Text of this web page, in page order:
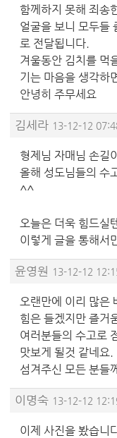
함께하지 못해 죄송
얼굴을 보니 모두들
로 전달됩니다.
겨울동안 김치를 먹
기는 마음을 생각하
안녕히 주무세요
김세라 13-12-12
형제님 자매님 손길
올해 성도님들의 수
^^
오늘은 더욱 힘드실
이렇게 글을 통해서
윤영원 13-12-12
오랜만에 이리 많은
힘은 들겠지만 즐거
여러분들의 수고로
맛보게 될것 같네요.
섬겨주신 모든 분들
이명숙 13-12-12
이제 사진을 봤습니